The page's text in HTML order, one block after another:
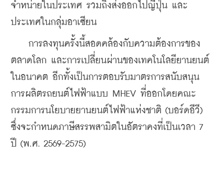
จำหน่ายในประเทศ รวมถึงส่งออกไปญี่ปุ่น และ
ประเทศในกลุ่มอาเซียน
การลงทุนครั้งนี้สอดคล้องกับความต้องการของ
ตลาดโลก และการเปลี่ยนผ่านของเทคโนโลยียานยนต์
ในอนาคต อีกทั้งเป็นการตอบรับมาตรการสนับสนุน
การผลิตรถยนต์ไฟฟ้าแบบ MHEV ที่ออกโดยคณะ
กรรมการนโยบายยานยนต์ไฟฟ้าแห่งชาติ (บอร์ดอีวี)
ซึ่งจะกำหนดภาษีสรรพสามิตในอัตราคงที่เป็นเวลา 7
ปี (พ.ศ. 2569-2575)